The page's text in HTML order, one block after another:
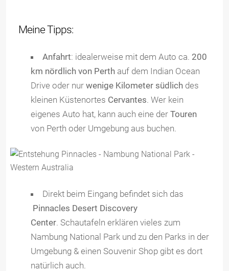
Meine Tipps:
Anfahrt: idealerweise mit dem Auto ca. 200
km nördlich von Perth auf dem Indian Ocean
Drive oder nur wenige Kilometer südlich des
kleinen Küstenortes Cervantes. Wer kein
eigenes Auto hat, kann auch eine der Touren
von Perth oder Umgebung aus buchen.
Direkt beim Eingang befindet sich das
Pinnacles Desert Discovery
Center. Schautafeln erklären vieles zum
Nambung National Park und zu den Parks in der
Umgebung & einen Souvenir Shop gibt es dort
natürlich auch.